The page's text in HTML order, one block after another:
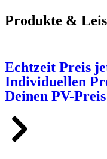
Produkte &
Echtzeit Preis
Individuellen
Deinen PV-